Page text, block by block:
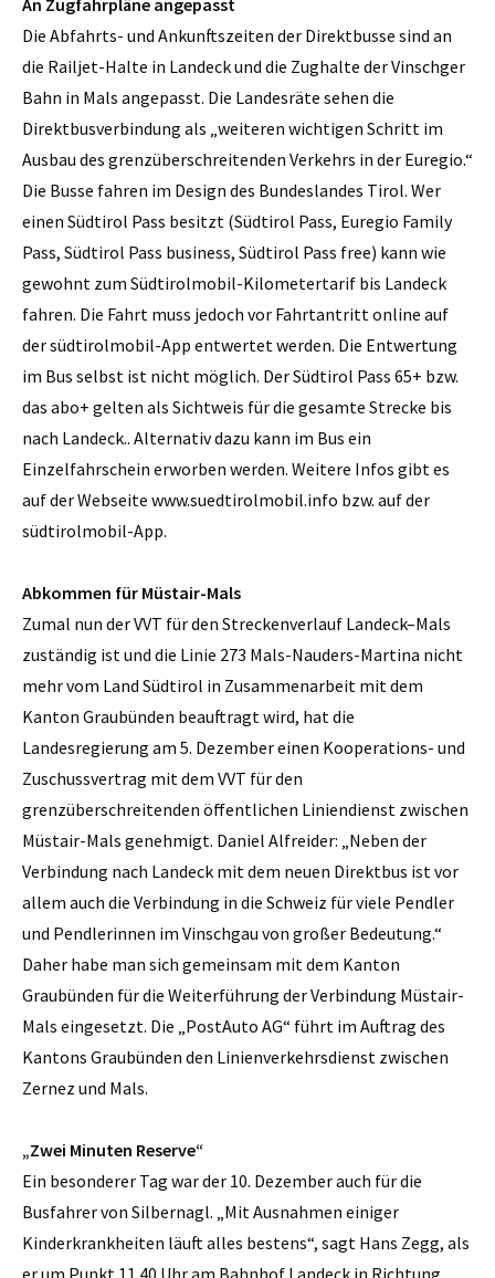
Die Abfahrts- und Ankunftszeiten der Direktbusse sind an
die Railjet-Halte in Landeck und die Zughalte der Vinschger
Bahn in Mals angepasst. Die Landesräte sehen die
Direktbusverbindung als „weiteren wichtigen Schritt im
Ausbau des grenzüberschreitenden Verkehrs in der Euregio.“
Die Busse fahren im Design des Bundeslandes Tirol. Wer
einen Südtirol Pass besitzt (Südtirol Pass, Euregio Family
Pass, Südtirol Pass business, Südtirol Pass free) kann wie
gewohnt zum Südtirolmobil-Kilometertarif bis Landeck
fahren. Die Fahrt muss jedoch vor Fahrtantritt online auf
der südtirolmobil-App entwertet werden. Die Entwertung
im Bus selbst ist nicht möglich. Der Südtirol Pass 65+ bzw.
das abo+ gelten als Sichtweis für die gesamte Strecke bis
nach Landeck.. Alternativ dazu kann im Bus ein
Einzelfahrschein erworben werden. Weitere Infos gibt es
auf der Webseite www.suedtirolmobil.info bzw. auf der
südtirolmobil-App.
Abkommen für Müstair-Mals
Zumal nun der VVT für den Streckenverlauf Landeck–Mals
zuständig ist und die Linie 273 Mals-Nauders-Martina nicht
mehr vom Land Südtirol in Zusammenarbeit mit dem
Kanton Graubünden beauftragt wird, hat die
Landesregierung am 5. Dezember einen Kooperations- und
Zuschussvertrag mit dem VVT für den
grenzüberschreitenden öffentlichen Liniendienst zwischen
Müstair-Mals genehmigt. Daniel Alfreider: „Neben der
Verbindung nach Landeck mit dem neuen Direktbus ist vor
allem auch die Verbindung in die Schweiz für viele Pendler
und Pendlerinnen im Vinschgau von großer Bedeutung.“
Daher habe man sich gemeinsam mit dem Kanton
Graubünden für die Weiterführung der Verbindung Müstair-
Mals eingesetzt. Die „PostAuto AG“ führt im Auftrag des
Kantons Graubünden den Linienverkehrsdienst zwischen
Zernez und Mals.
„Zwei Minuten Reserve“
Ein besonderer Tag war der 10. Dezember auch für die
Busfahrer von Silbernagl. „Mit Ausnahmen einiger
Kinderkrankheiten läuft alles bestens“, sagt Hans Zegg, als
er um Punkt 11.40 Uhr am Bahnhof Landeck in Richtung